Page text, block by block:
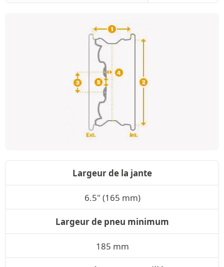
Largeur de la jante
6.5" (165 mm)
Largeur de pneu minimum
185 mm